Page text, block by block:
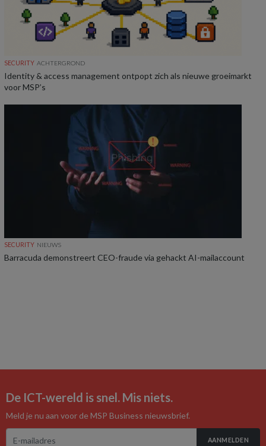
SECURITY ACHTERGROND
Identity & access management ontpopt zich als nieuwe groeimarkt
voor MSP’s
SECURITY NIEUWS
Barracuda demonstreert CEO-fraude via gehackt AI-mailaccount
De ICT-wereld is snel. Mis niets.
Meld je nu aan voor de MSP Business nieuwsbrief.
AANMELDEN